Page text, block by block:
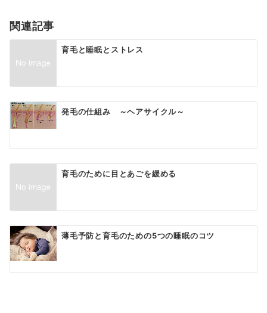
ン
関連記事
育毛と睡眠とストレス
発毛の仕組み ～ヘアサイクル～
育毛のために目とあごを緩める
薄毛予防と育毛のための5つの睡眠のコツ